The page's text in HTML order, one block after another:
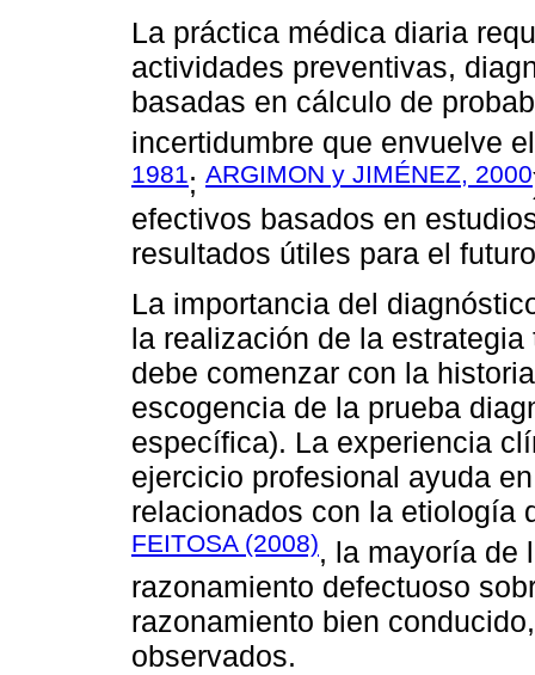
La práctica médica diaria
actividades preventivas,
basadas en cálculo de
incertidumbre que envuelve
1981; ARGIMON y JIMÉNEZ, 2000
efectivos basados en
resultados útiles para el
La importancia del
la realización de la
debe comenzar con la
escogencia de la prueba
específica). La experiencia
ejercicio profesional ayuda
relacionados con la etiología
FEITOSA (2008), la mayoría de
razonamiento defectuoso
razonamiento bien
observados.